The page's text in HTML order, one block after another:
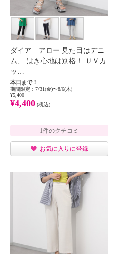
ダイア アロー 見た目はデニ
ム、 はき心地は別格！ ＵＶカ
ッ…
本日まで！
期間限定：7/31(金)〜8/6(木)
¥5,400
¥4,400 (税込)
1件のクチコミ
お気に入りに登録